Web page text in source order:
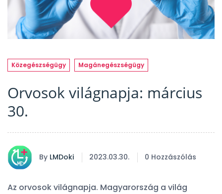
Közegészségügy Magánegészségügy
Orvosok világnapja: március
30.
By LMDoki 2023.03.30. 0 Hozzászólás
Az orvosok világnapja. Magyarország a világ